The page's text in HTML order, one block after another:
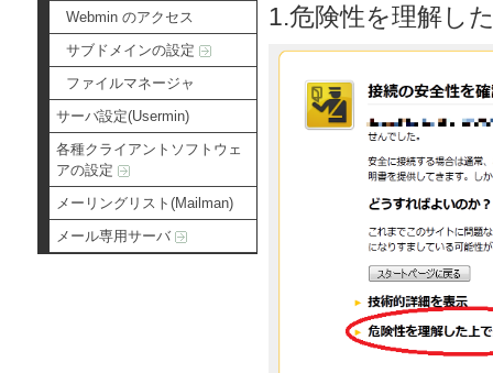
Webmin のアクセス
サブドメインの設定
ファイルマネージャ
サーバ設定(Usermin)
各種クライアントソフトウェ
アの設定
メーリングリスト(Mailman)
メール専用サーバ
1.危険性を理解し